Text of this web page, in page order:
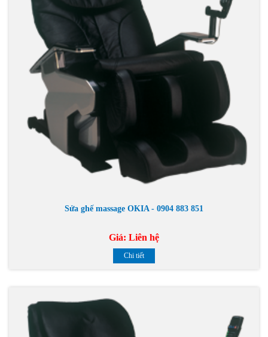
Sửa ghế massage OKIA - 0904 883 851
Giá: Liên hệ
Chi tiết